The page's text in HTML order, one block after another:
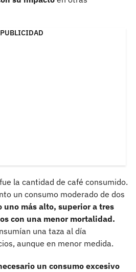
PUBLICIDAD
la cantidad de café consumido.
un consumo moderado de dos
uno más alto, superior a tres
con una menor mortalidad.
una taza al día
aunque en menor medida.
un consumo excesivo